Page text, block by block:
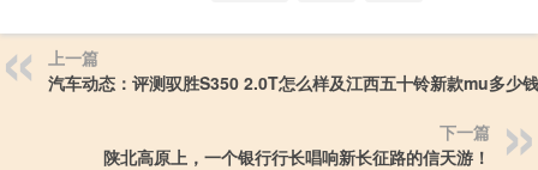
上一篇
汽车动态：评测驭胜S350 2.0T怎么样及江西五十铃新款mu多少钱
下一篇
陕北高原上，一个银行行长唱响新长征路的信天游！